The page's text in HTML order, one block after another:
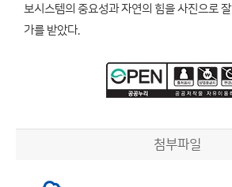
보시스템의 중요성과 자연의 힘을 사진으로
가를 받았다.
첨부파일